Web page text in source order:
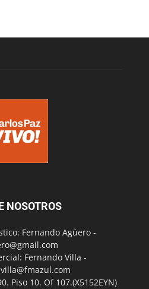
NOSOTROS
Fernando Agüero -
Fernando Villa -
Piso 10. Of 107.(X5152EYN)